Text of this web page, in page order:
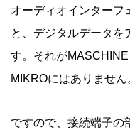
オーディオインターフ
と、デジタルデータを
す。それが
MIKROにはありません
ですので、接続端子の